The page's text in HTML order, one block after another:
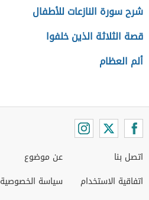
شرح سورة النازعات للأطفال
قصة الثلاثة الذين خلفوا
ألم العظام
اتصل بنا
اتفاقية الاستخدام
عن موضوع
سياسة الخصوصية